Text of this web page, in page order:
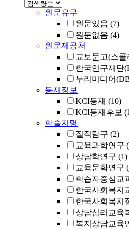
원문유무
원문있음 (7)
원문없음 (4)
원문제공처
교보문고(스콜
한국연구재단
누리미디어
등재정보
KCI등재 (10)
KCI등재후보
학술지명
질적탐구 (2)
교육과학연구
상담학연구 (1)
교육문화연구
학습자중심교
한국사회복지
한국사회복지
상담심리교육
복지상담교육